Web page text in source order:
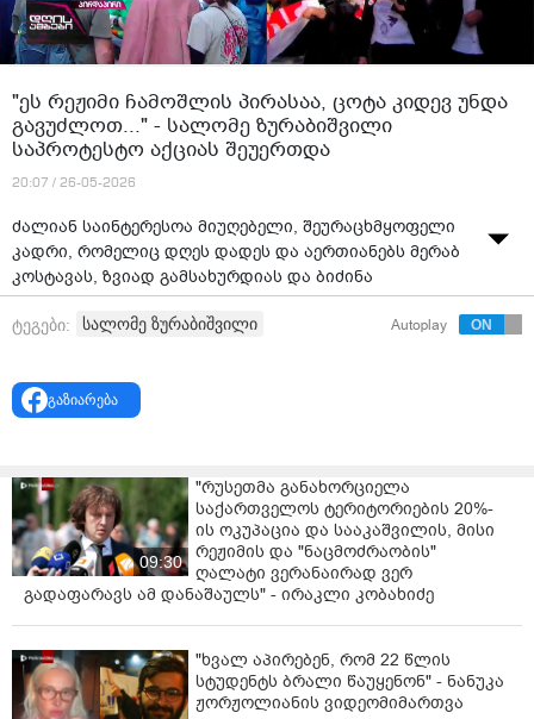
"ეს რეჟიმი ჩამოშლის პირასაა, ცოტა კიდევ უნდა
გავუძლოთ..." - სალომე ზურაბიშვილი
საპროტესტო აქციას შეუერთდა
20:07 / 26-05-2026
ძალიან საინტერესოა მიუღებელი, შეურაცხმყოფელი
კადრი, რომელიც დღეს დადეს და აერთიანებს მერაბ
კოსტავას, ზვიად გამსახურდიას და ბიძინა
ივანიშვილს. ეს არის მთავარი შეურაცხყოფა , - ამის
შესახებ საქართველოს მეხუთე პრეზიდენტმა სალომე
განაცხადა.
როგორც ზურაბიშვილმა აღნიშნა, ხალხი
"პირველ რიგში, ყველას მინდა მივულოცო 26 მაისი
და მივულოცო, რაც ჩვენთვის არია ღირსშესანიშნავი -
დამოუკიდებლობა, რომელიც 35 წელს არ ითვლის,
დამოუკიდებლობა ითვლის უკვე 85 წელს და ბევრად
უფრო მეტს, მაგრამ ჩვენი თანამედროვე სახელმწიფო
კონსტიტუციას და უწყვეტია, ეს უწყვეტობა არის ჩვენი
ძალიან დიდი ძალა. ეს ხალხი, ვინც გამოსულია,
ტეგები: სალომე ზურაბიშვილი Autoplay
გაზიარება
09:30
"რუსეთმა განახორციელა
საქართველოს ტერიტორიების 20%-
ის ოკუპაცია და სააკაშვილის, მისი
რეჟიმის და "ნაცმოძრაობის"
ღალატი ვერანაირად ვერ
გადაფარავს ამ დანაშაულს" - ირაკლი კობახიძე
"ხვალ აპირებენ, რომ 22 წლის
სტუდენტს ბრალი წაუყენონ" - ნანუკა
ჟორჟოლიანის ვიდეომიმართვა